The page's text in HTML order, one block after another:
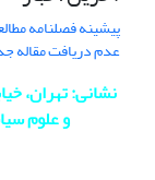
پیشینه فصلنامه
عدم دریافت مقاله
نشانی: تهران،
و علوم سیاسی -